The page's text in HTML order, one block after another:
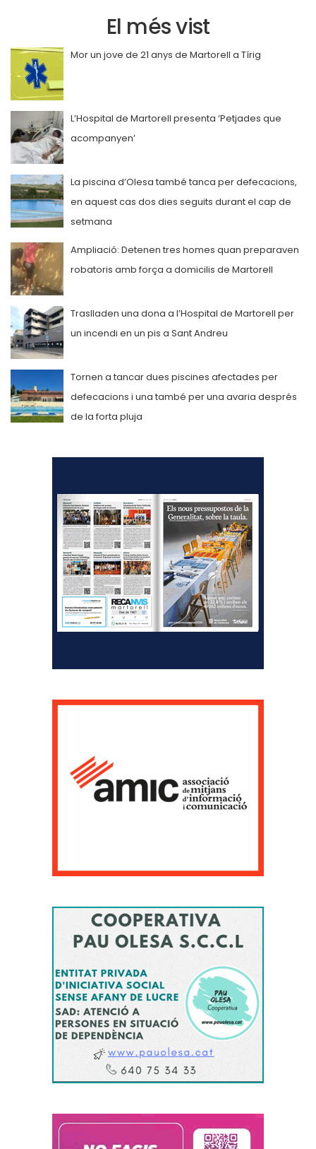
El més vist
Mor un jove de 21 anys de Martorell a Tírig
L’Hospital de Martorell presenta ‘Petjades que
acompanyen’
La piscina d’Olesa també tanca per defecacions,
en aquest cas dos dies seguits durant el cap de
setmana
Ampliació: Detenen tres homes quan preparaven
robatoris amb força a domicilis de Martorell
Traslladen una dona a l’Hospital de Martorell per
un incendi en un pis a Sant Andreu
Tornen a tancar dues piscines afectades per
defecacions i una també per una avaria després
de la forta pluja